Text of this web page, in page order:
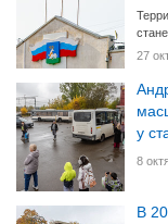
27
у
8
В